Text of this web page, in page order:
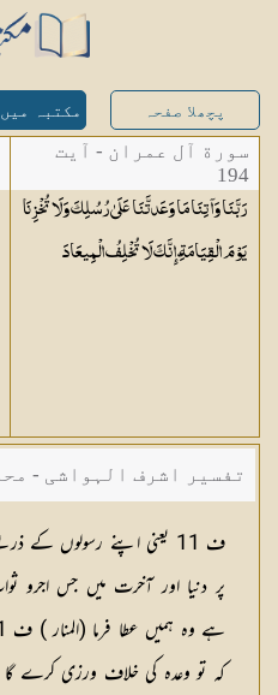
پچھلا صفحہ مکتبہ
سورة آل عمران - آیت
194
رَبَّنَا وَآتِنَا مَا وَعَدتَّنَا عَلَىٰ رُسُلِكَ وَلَا تُخْزِنَا
يَوْمَ الْقِيَامَةِ ۗ إِنَّكَ لَا تُخْلِفُالْمِيعَادَ
تفسیر اشرف الہواشی -
ف 11 یعنی اپنے رسولوں کے
پر دنیا اور آخرت میں جس اجرو
کہ تو وعدہ کی خلاف ورزی کرے گا